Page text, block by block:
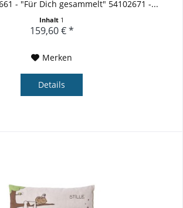
- "Für Dich gesammelt" 54102671 -...
Inhalt 1
159,60 € *
Merken
Details